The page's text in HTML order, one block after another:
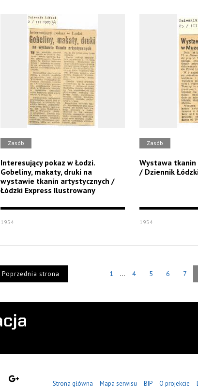
Zasób
Interesujący pokaz w Łodzi.
Gobeliny, makaty, druki na
wystawie tkanin artystycznych /
Łódzki Express Ilustrowany
1954
Zasób
Wystawa tkanin
/ Dziennik
1954
Poprzednia strona 1 ... 4 5 6 7
Strona główna Mapa serwisu BIP O projekcie